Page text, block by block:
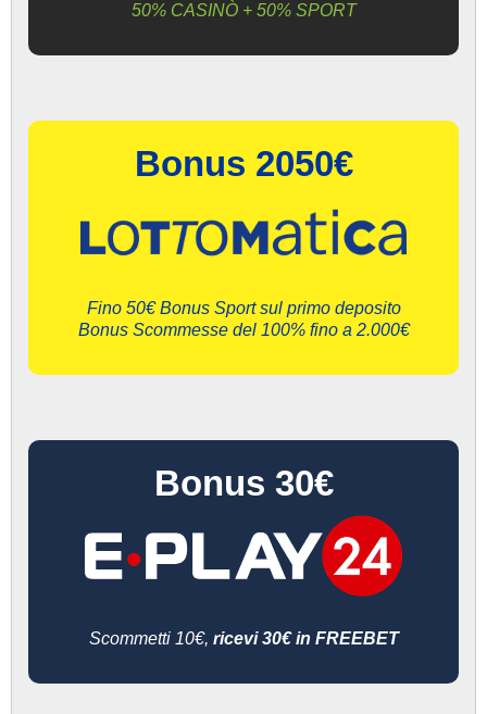
50% CASINÒ + 50% SPORT
Bonus 2050€
Fino 50€ Bonus Sport sul primo deposito
Bonus Scommesse del 100% fino a 2.000€
Bonus 30€
Scommetti 10€, ricevi 30€ in FREEBET